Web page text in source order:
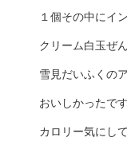
１個その中にイ
クリーム白玉ぜ
雪見だいふくの
おいしかったで
カロリー気にし